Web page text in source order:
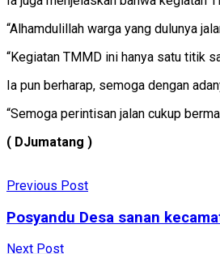
“Alhamdulillah warga yang dulunya
“Kegiatan TMMD ini hanya satu titik
Ia pun berharap, semoga dengan
“Semoga perintisan jalan cukup
( DJumatang )
Previous Post
Posyandu Desa sanan
Next Post